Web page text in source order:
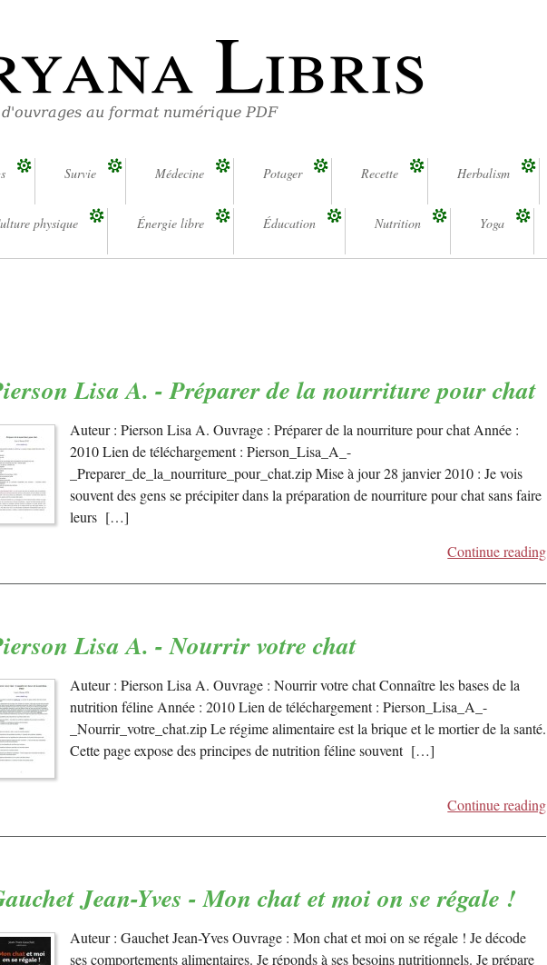
Libris
d'ouvrages au format numérique PDF
Survie Médecine Potager Recette Herbalism
physique Énergie libre Éducation Nutrition Yoga
Lisa A. - Préparer de la nourriture pour chat
Auteur : Pierson Lisa A. Ouvrage : Préparer de la nourriture pour chat Année :
2010 Lien de téléchargement : Pierson_Lisa_A_-
_Preparer_de_la_nourriture_pour_chat.zip Mise à jour 28 janvier 2010 : Je vois
souvent des gens se précipiter dans la préparation de nourriture pour chat sans faire
leurs […]
Continue reading
Lisa A. - Nourrir votre chat
Auteur : Pierson Lisa A. Ouvrage : Nourrir votre chat Connaître les bases de la
nutrition féline Année : 2010 Lien de téléchargement : Pierson_Lisa_A_-
_Nourrir_votre_chat.zip Le régime alimentaire est la brique et le mortier de la santé.
Cette page expose des principes de nutrition féline souvent […]
Continue reading
Jean-Yves - Mon chat et moi on se régale !
Auteur : Gauchet Jean-Yves Ouvrage : Mon chat et moi on se régale ! Je décode
ses comportements alimentaires. Je réponds à ses besoins nutritionnels. Je prépare